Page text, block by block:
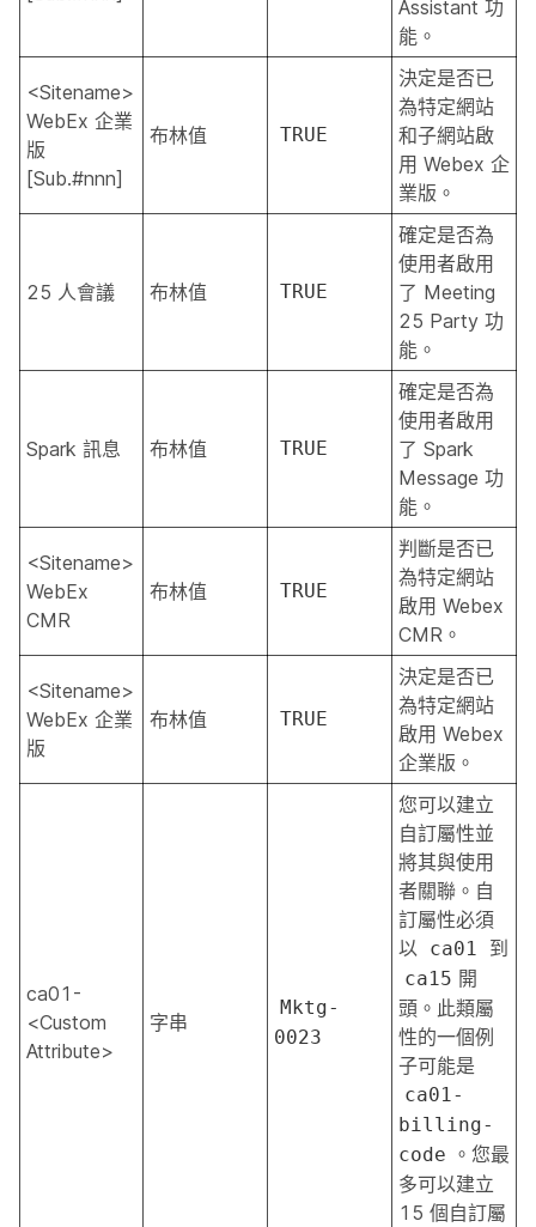
Assistant 功
能。
<Sitename>
WebEx 企業
版
[Sub.#nnn]
布林值 TRUE
決定是否已
為特定網站
和子網站啟
用 Webex 企
業版。
25 人會議 布林值 TRUE
確定是否為
使用者啟用
了 Meeting
25 Party 功
能。
Spark 訊息 布林值 TRUE
確定是否為
使用者啟用
了 Spark
Message 功
能。
<Sitename>
WebEx
CMR
布林值 TRUE
判斷是否已
為特定網站
啟用 Webex
CMR。
<Sitename>
WebEx 企業
版
布林值 TRUE
決定是否已
為特定網站
啟用 Webex
企業版。
ca01-
<Custom
Attribute>
字串
Mktg-
0023
您可以建立
自訂屬性並
將其與使用
者關聯。自
訂屬性必須
以
ca01 到
ca15 開
頭。此類屬
性的一個例
子可能是
ca01-
billing-
code 。您最
多可以建立
15 個自訂屬